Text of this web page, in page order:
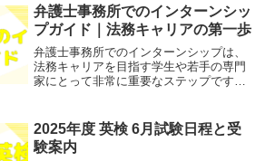
弁護士事務所でのインターンシッ
プガイド｜法務キャリアの第一歩
弁護士事務所でのインターンシップは、
法務キャリアを目指す学生や若手の専門
家にとって非常に重要なステップです。
と、そして業界のネットワークを広げる
ことです。しかし、インター...
2025年度 英検 6月試験日程と受
験案内